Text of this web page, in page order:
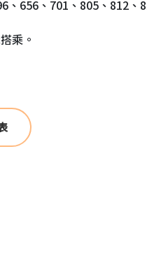
656、701、805、812、
乘。